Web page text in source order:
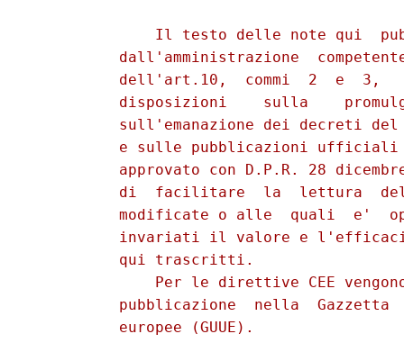
Il testo delle note qui
dall'amministrazione
dell'art.10,  commi  2  e  3,
disposizioni    sulla
sull'emanazione dei decreti
e sulle pubblicazioni
approvato con D.P.R. 28
di  facilitare  la  lettura
modificate o alle  quali  e'
invariati il valore e
          qui trascritti.
Per le direttive CEE
pubblicazione  nella  Gazzetta
          europee (GUUE).